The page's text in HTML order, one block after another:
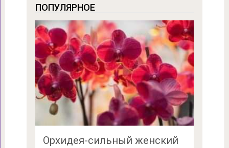
ПОПУЛЯРНОЕ
Орхидея-сильный женский